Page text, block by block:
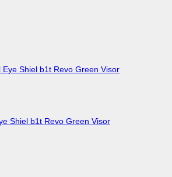
Shiel b1t Revo Green Visor